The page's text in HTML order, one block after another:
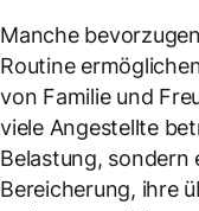
Manche
Routine
von Familie und
viele Angestellte
Belastung, sondern
Bereicherung, ihre